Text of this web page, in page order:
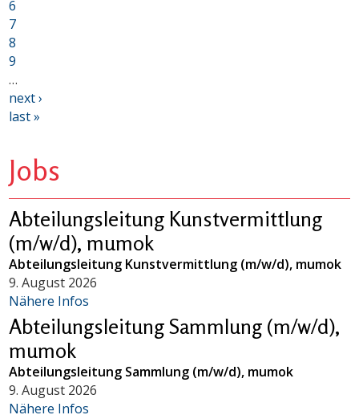
6
7
8
9
…
next ›
last »
Jobs
Abteilungsleitung Kunstvermittlung
(m/w/d), mumok
Abteilungsleitung Kunstvermittlung (m/w/d), mumok
9. August 2026
Nähere Infos
Abteilungsleitung Sammlung (m/w/d),
mumok
Abteilungsleitung Sammlung (m/w/d), mumok
9. August 2026
Nähere Infos